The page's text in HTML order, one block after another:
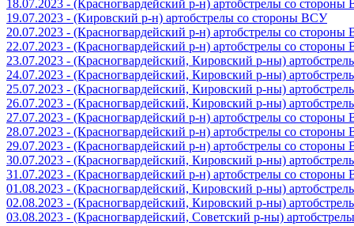
18.07.2023 - (Красногвардейский р-н) артобстрелы со
19.07.2023 - (Кировский р-н) артобстрелы со стороны ВСУ
20.07.2023 - (Красногвардейский р-н) артобстрелы со
22.07.2023 - (Красногвардейский р-н) артобстрелы со
23.07.2023 - (Красногвардейский, Кировский р-ны)
24.07.2023 - (Красногвардейский, Кировский р-ны)
25.07.2023 - (Красногвардейский, Кировский р-ны)
26.07.2023 - (Красногвардейский, Кировский р-ны)
27.07.2023 - (Красногвардейский р-н) артобстрелы со
28.07.2023 - (Красногвардейский р-н) артобстрелы со
29.07.2023 - (Красногвардейский р-н) артобстрелы со
30.07.2023 - (Красногвардейский, Кировский р-ны)
31.07.2023 - (Красногвардейский р-н) артобстрелы со
01.08.2023 - (Красногвардейский, Кировский р-ны)
02.08.2023 - (Красногвардейский, Кировский р-ны)
03.08.2023 - (Красногвардейский, Советский р-ны)